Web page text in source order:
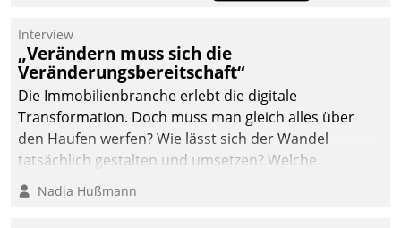
Die monatlichen
Mitteilungen zum
Heizungs- und
Wasserverbrauch gehen
automatisiert, vollständig
und auf Wunsch über
mehrere zuvor
Kommunikationswege bei
Interview
„Verändern muss sich die
Veränderungsbereitschaft“
Die Immobilienbranche erlebt die digitale
Transformation. Doch muss man gleich alles über
den Haufen werfen? Wie lässt sich der Wandel
tatsächlich gestalten und umsetzen? Welche
Argumente zählen wirklich?
Nadja Hußmann